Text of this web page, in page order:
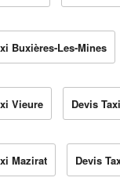
Buxières-Les-Mines
Vieure Devis
Mazirat Devis